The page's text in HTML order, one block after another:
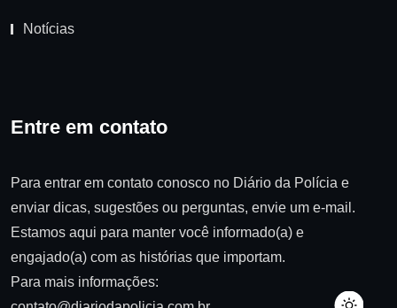
Notícias
Entre em contato
Para entrar em contato conosco no Diário da Polícia e
enviar dicas, sugestões ou perguntas, envie um e-mail.
Estamos aqui para manter você informado(a) e
engajado(a) com as histórias que importam.
Para mais informações: